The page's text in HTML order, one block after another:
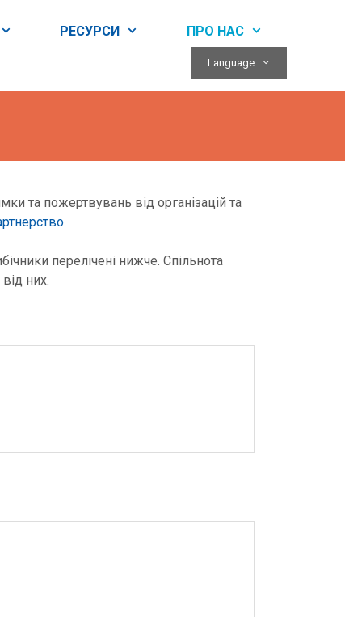
РЕСУРСИ ПРО НАС
Language
та пожертвувань від організацій та
.
перелічені нижче. Спільнота
них.